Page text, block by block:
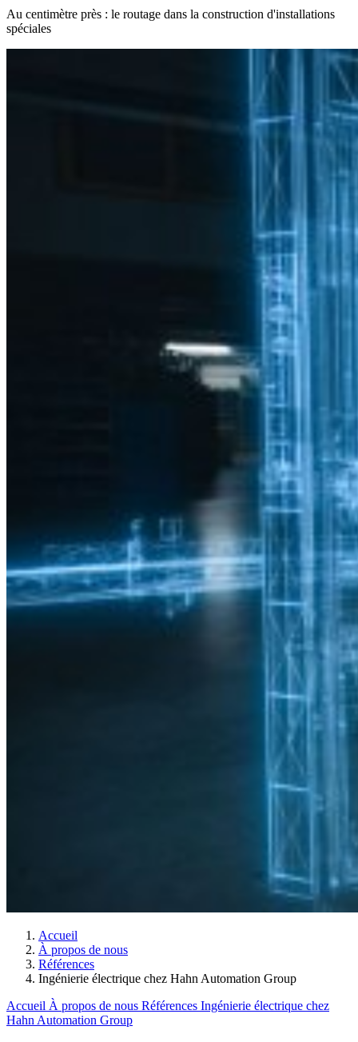
Au centimètre près : le routage dans la construction d'installations
spéciales
Accueil
À propos de nous
Références
Ingénierie électrique chez Hahn Automation Group
Accueil À propos de nous Références Ingénierie électrique chez
Hahn Automation Group